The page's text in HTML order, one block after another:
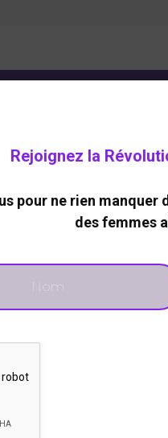
Rejoignez la
pour ne rien
des femmes